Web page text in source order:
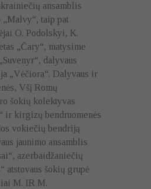
ansamblis
taip pat
O. Podolskyi, K.
„Čary“, matysime
dalyvaus
„Vėčiora“. Dalyvaus ir
Všį Romų
šokių kolektyvas
ir kirgizų bendruomenės
vokiečių bendriją
jaunimo ansamblis
azerbaidžaniečių
atstovaus šokių grupė
M. IR M.